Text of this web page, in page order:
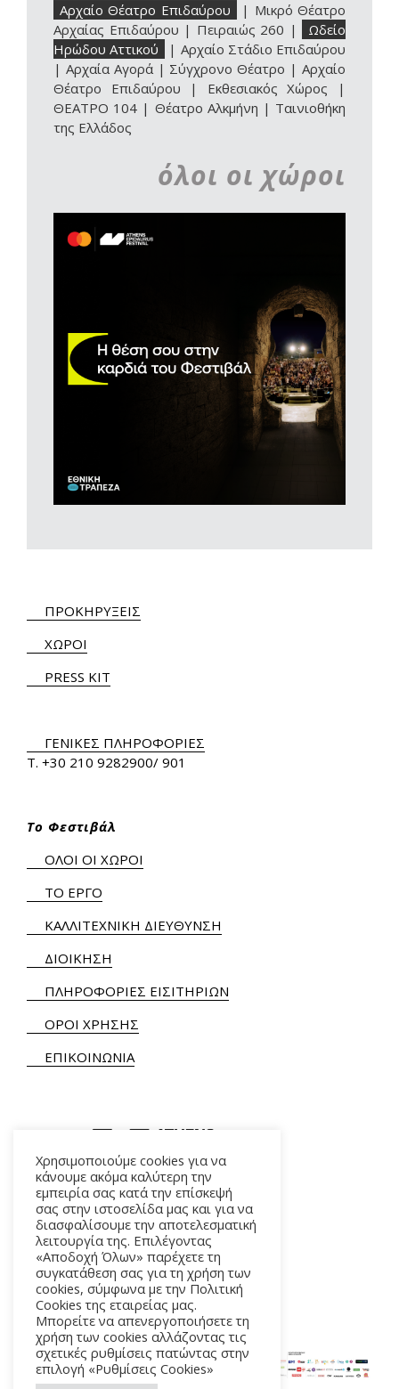
Αρχαίο Θέατρο Επιδαύρου | Μικρό Θέατρο
Αρχαίας Επιδαύρου | Πειραιώς 260 |
Ωδείο
Ηρώδου Αττικού
| Αρχαίο Στάδιο Επιδαύρου
| Αρχαία Αγορά| Σύγχρονο Θέατρο |Αρχαίο
Θέατρο Επιδαύρου | Εκθεσιακός Χώρος |
ΘΕΑΤΡΟ 104 | Θέατρο Αλκμήνη | Ταινιοθήκη
της Ελλάδος
όλοι οι χώροι
ΠΡΟΚΗΡΥΞΕΙΣ
ΧΩΡΟΙ
PRESS KIT
ΓΕΝΙΚΕΣ ΠΛΗΡΟΦΟΡΙΕΣ
Τ. +30 210 9282900/ 901
Το Φεστιβάλ
ΟΛΟΙ ΟΙ ΧΩΡΟΙ
ΤΟ ΕΡΓΟ
ΚΑΛΛΙΤΕΧΝΙΚΗ ΔΙΕΥΘΥΝΣΗ
ΔΙΟΙΚΗΣΗ
ΠΛΗΡΟΦΟΡΙΕΣ ΕΙΣΙΤΗΡΙΩΝ
ΟΡΟΙ ΧΡΗΣΗΣ
ΕΠΙΚΟΙΝΩΝΙΑ
ΑΛΚΜΗΝΗΣ 5 – 118 54 ΑΘΗΝΑ
Χρησιμοποιούμε cookies για να
κάνουμε ακόμα καλύτερη την
εμπειρία σας κατά την επίσκεψή
σας στην ιστοσελίδα μας και για να
διασφαλίσουμε την αποτελεσματική
λειτουργία της. Επιλέγοντας
«Αποδοχή Όλων» παρέχετε τη
συγκατάθεση σας για τη χρήση των
cookies, σύμφωνα με την Πολιτική
Cookies της εταιρείας μας.
Μπορείτε να απενεργοποιήσετε τη
χρήση των cookies αλλάζοντας τις
σχετικές ρυθμίσεις πατώντας στην
επιλογή «Ρυθμίσεις Cookies»